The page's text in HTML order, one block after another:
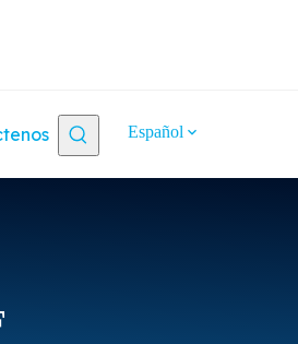
Español